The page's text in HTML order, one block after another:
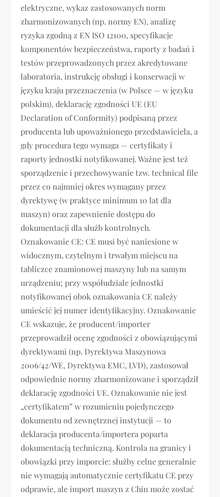
elektryczne, wykaz zastosowanych norm
zharmonizowanych (np. normy EN), analizę
ryzyka zgodną z EN ISO 12100, specyfikacje
komponentów bezpieczeństwa, raporty z badań i
testów przeprowadzonych przez akredytowane
laboratoria, instrukcję obsługi i konserwacji w
języku kraju przeznaczenia (w Polsce — w języku
polskim), deklarację zgodności UE (EU
Declaration of Conformity) podpisaną przez
producenta lub upoważnionego przedstawiciela, a
gdy procedura tego wymaga — certyfikaty i
raporty jednostki notyfikowanej. Ważne jest też
sporządzenie i przechowywanie tzw. technical file
przez co najmniej okres wymagany przez
dyrektywę (w praktyce minimum 10 lat dla
maszyn) oraz zapewnienie dostępu do
dokumentacji dla służb kontrolnych.
Oznakowanie CE: CE musi być naniesione w
widocznym, czytelnym i trwałym miejscu na
tabliczce znamionowej maszyny lub na samym
urządzeniu; przy współudziale jednostki
notyfikowanej obok oznakowania CE należy
umieścić jej numer identyfikacyjny. Oznakowanie
CE wskazuje, że producent/importer
przeprowadził ocenę zgodności z obowiązującymi
dyrektywami (np. Dyrektywa Maszynowa
2006/42/WE, Dyrektywa EMC, LVD), zastosował
odpowiednie normy zharmonizowane i sporządził
deklarację zgodności UE. Oznakowanie nie jest
„certyfikatem” w rozumieniu pojedynczego
dokumentu od zewnętrznej instytucji — to
deklaracja producenta/importera poparta
dokumentacją techniczną. Kontrola na granicy i
obowiązki przy imporcie: służby celne generalnie
nie wymagają automatycznie certyfikatu CE przy
odprawie, ale import maszyn z Chin może zostać